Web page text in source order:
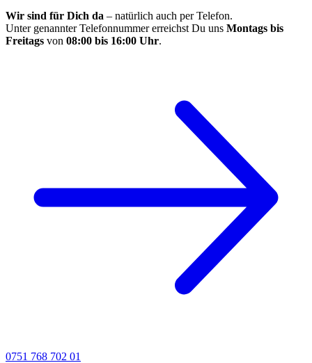
Wir sind für Dich da – natürlich auch per Telefon.
Unter genannter Telefonnummer erreichst Du uns Montags bis
Freitags von 08:00 bis 16:00 Uhr.
0751 768 702 01